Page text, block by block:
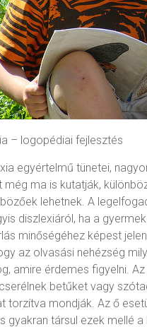
– logopédiai fejlesztés
egyértelmű tünetei,
ma is kutatják,
lehetnek. A
diszlexiáról, ha a
minőségéhez képest
az olvasási nehézség
amire érdemes figyelni.
betűket vagy
torzítva mondják. Az ő
gyakran társul ezek mellé